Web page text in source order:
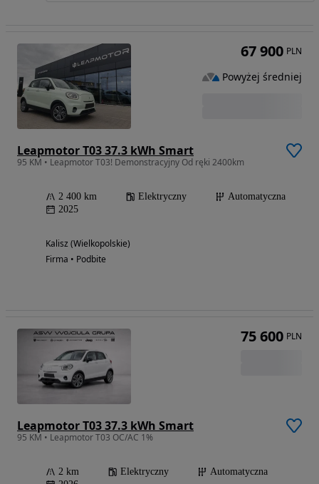
Leapmotor T03 37.3 kWh Smart
95 KM • Leapmotor T03! Demonstracyjny Od ręki 2400km
2 400 km Elektryczny
Automatyczna
2025
Kalisz (Wielkopolskie)
Firma • Podbite
67 900 PLN
Powyżej średniej
Leapmotor T03 37.3 kWh Smart
95 KM • Leapmotor T03 OC/AC 1%
2 km Elektryczny
Automatyczna
75 600 PLN